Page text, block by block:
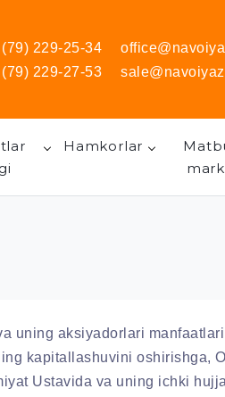
229-25-34
229-27-53
Hamkorlar
uning aksiyadorlari
kapitallashuvini oshirishga,
Ustavida va uning ichki